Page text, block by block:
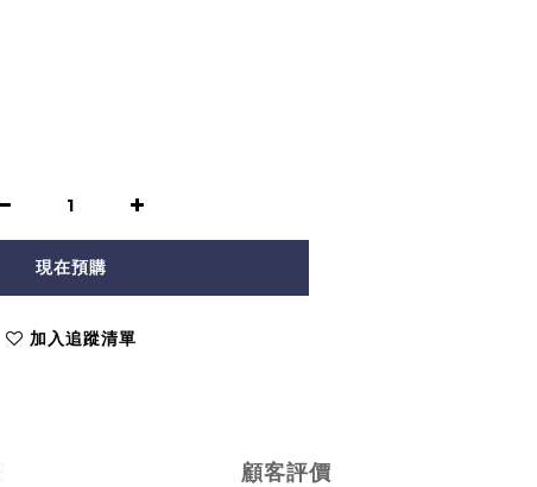
現在預購
加入追蹤清單
顧客評價